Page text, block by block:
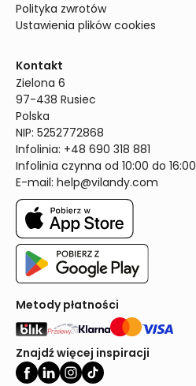
Polityka zwrotów
Ustawienia plików cookies
Kontakt
Zielona 6
97-438 Rusiec
Polska
NIP: 5252772868
Infolinia: +48 690 318 881
Infolinia czynna od 10:00 do 16:00
E-mail: help@vilandy.com
Metody płatności
Znajdź więcej inspiracji